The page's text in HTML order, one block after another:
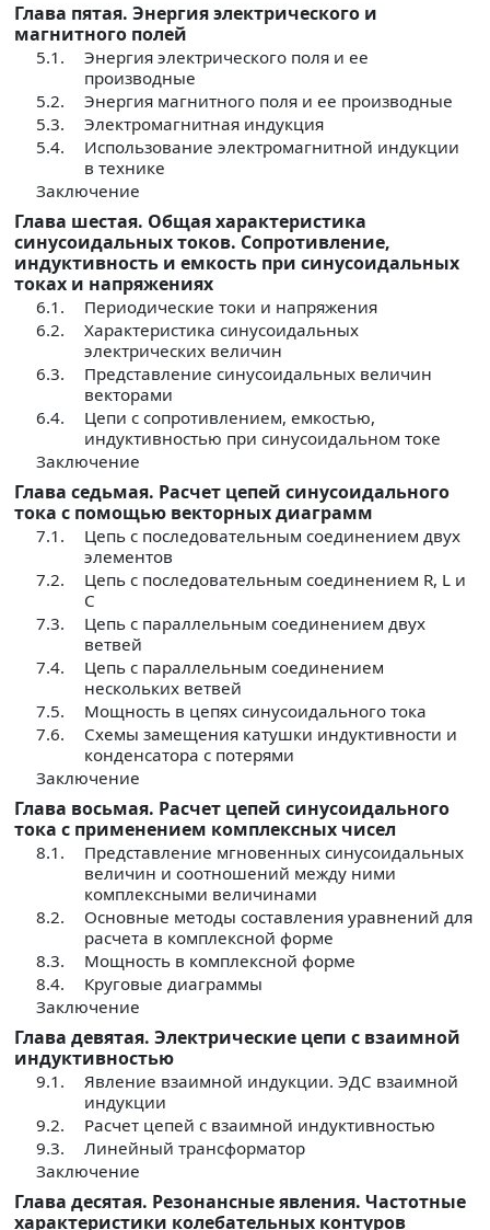
Глава пятая. Энергия электрического и
магнитного полей
5.1.
Энергия электрического поля и ее
производные
5.2.
Энергия магнитного поля и ее производные
5.3.
Электромагнитная индукция
5.4.
Использование электромагнитной индукции
в технике
Заключение
Глава шестая. Общая характеристика
синусоидальных токов. Сопротивление,
индуктивность и емкость при синусоидальных
токах и напряжениях
6.1.
Периодические токи и напряжения
6.2.
Характеристика синусоидальных
электрических величин
6.3.
Представление синусоидальных величин
векторами
6.4.
Цепи с сопротивлением, емкостью,
индуктивностью при синусоидальном токе
Заключение
Глава седьмая. Расчет цепей синусоидального
тока с помощью векторных диаграмм
7.1.
Цепь с последовательным соединением двух
элементов
7.2.
Цепь с последовательным соединением R, L и
С
7.3.
Цепь с параллельным соединением двух
ветвей
7.4.
Цепь с параллельным соединением
нескольких ветвей
7.5.
Мощность в цепях синусоидального тока
7.6.
Схемы замещения катушки индуктивности и
конденсатора с потерями
Заключение
Глава восьмая. Расчет цепей синусоидального
тока с применением комплексных чисел
8.1.
Представление мгновенных синусоидальных
величин и соотношений между ними
комплексными величинами
8.2.
Основные методы составления уравнений для
расчета в комплексной форме
8.3.
Мощность в комплексной форме
8.4.
Круговые диаграммы
Заключение
Глава девятая. Электрические цепи с взаимной
индуктивностью
9.1.
Явление взаимной индукции. ЭДС взаимной
индукции
9.2.
Расчет цепей с взаимной индуктивностью
9.3.
Линейный трансформатор
Заключение
Глава десятая. Резонансные явления. Частотные
характеристики колебательных контуров